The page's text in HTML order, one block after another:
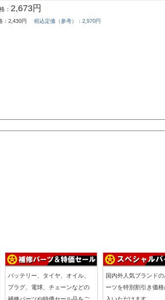
： 2,673円
：2,430円 税込定価（参考）：2,970円
バッテリー、タイヤ、オイル、
プラグ、電球、チェーンなどの
国内外人気ブランド
ーツを特別割引き価